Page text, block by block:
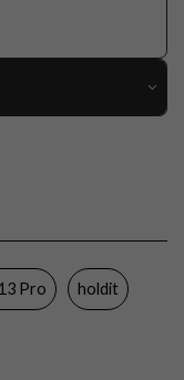
kompatibel
Genomskinlig, Grön
Pro holdit